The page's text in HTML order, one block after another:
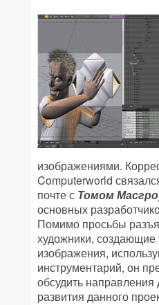
изображениями.
Computerworld
почте с Томом
основных
Помимо просьбы
художники,
изображения,
инструментарий, он
обсудить
развития данного